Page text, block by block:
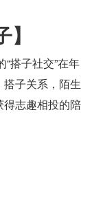
搭子社交”在年
子关系，陌生
志趣相投的陪